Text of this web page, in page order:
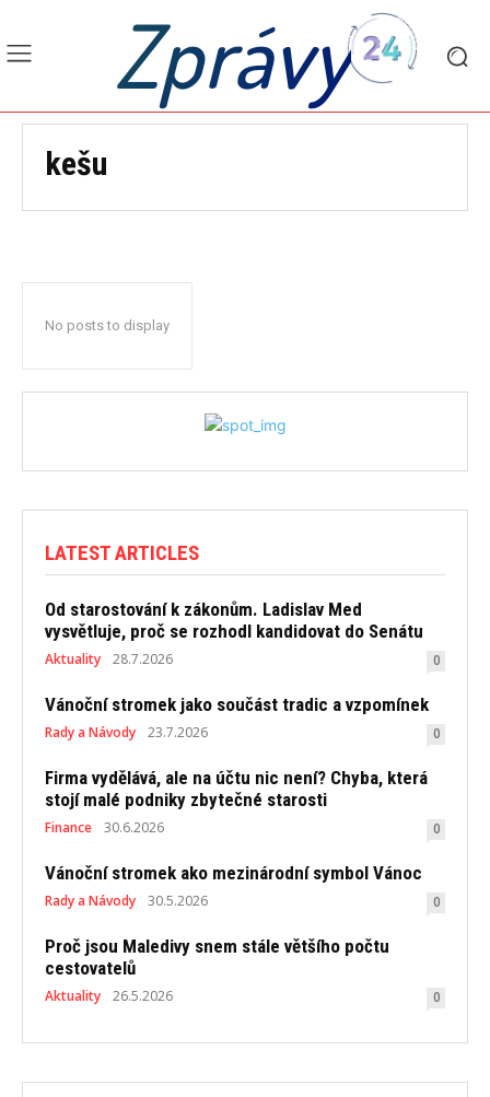
Zprávy
kešu
No posts to display
LATEST ARTICLES
Od starostování k zákonům. Ladislav Med
vysvětluje, proč se rozhodl kandidovat do Senátu
Aktuality 28.7.2026 0
Vánoční stromek jako součást tradic a vzpomínek
Rady a Návody 23.7.2026 0
Firma vydělává, ale na účtu nic není? Chyba, která
stojí malé podniky zbytečné starosti
Finance 30.6.2026 0
Vánoční stromek ako mezinárodní symbol Vánoc
Rady a Návody 30.5.2026 0
Proč jsou Maledivy snem stále většího počtu
cestovatelů
Aktuality 26.5.2026 0